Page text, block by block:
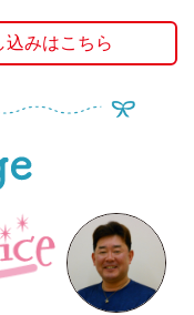
みはこちら